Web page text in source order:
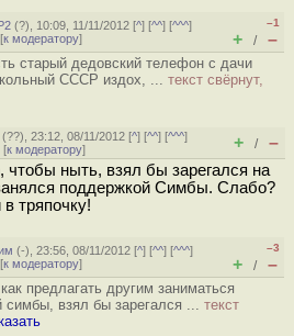
(?), 10:09, 11/11/2012 [^] [^^] [^^^]
к модератору]
–1
+ / –
старый дедовский телефон с дачи
СССР издох, ... текст свёрнут,
(??), 23:12, 08/11/2012 [^] [^^] [^^^]
к модератору] + / –
чтобы ныть, взял бы зарегался на
поддержкой Симбы. Слабо?
тряпочку!
(-), 23:56, 08/11/2012 [^] [^^] [^^^]
к модератору]
–3
+ / –
предлагать другим заниматься
симбы, взял бы зарегался ... текст